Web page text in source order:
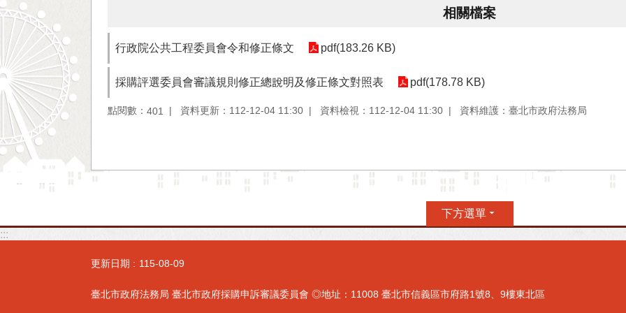
相關檔案
行政院公共工程委員會令和修正條文 pdf(183.26 KB)
採購評選委員會審議規則修正總說明及修正條文對照表 pdf(178.78 KB)
點閱數： 401 資料更新：112-12-04 11:30 資料檢視：112-12-04 11:30 資料維護：臺北市政府法務局
下方選單
:::
更新日期 115-08-09
臺北市政府法務局 臺北市政府採購申訴審議委員會 ◎地址：11008 臺北市信義區市府路1號8、9樓東北區